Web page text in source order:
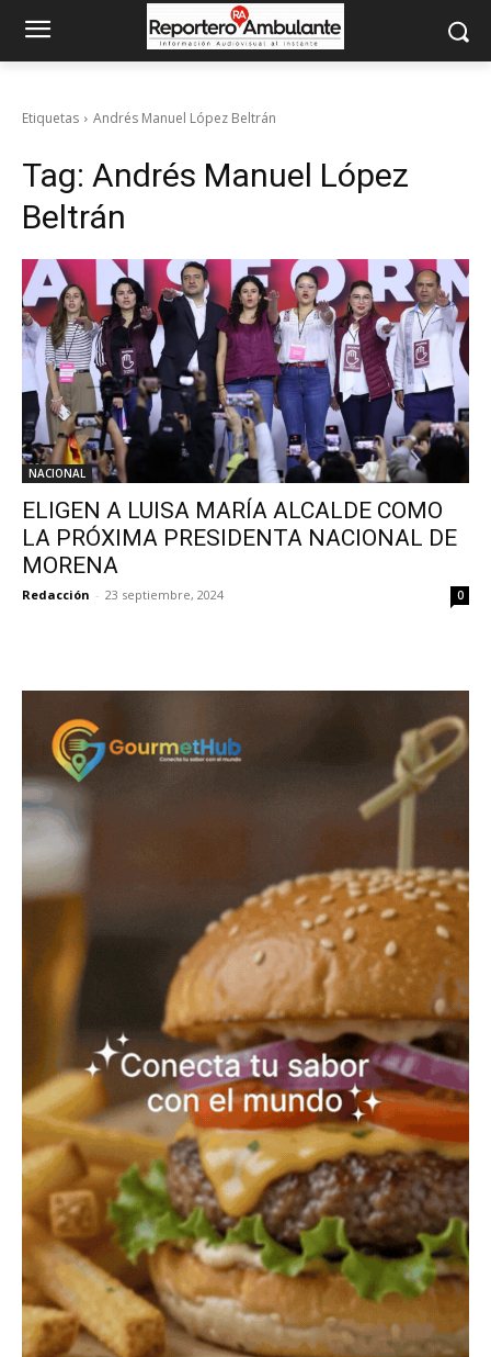
Etiquetas Andrés Manuel López Beltrán
Tag: Andrés Manuel López
Beltrán
NACIONAL
ELIGEN A LUISA MARÍA ALCALDE COMO
LA PRÓXIMA PRESIDENTA NACIONAL DE
MORENA
Redacción - 23 septiembre, 2024 0